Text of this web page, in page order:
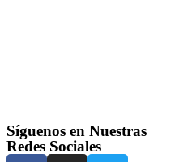
Síguenos en Nuestras
Redes Sociales